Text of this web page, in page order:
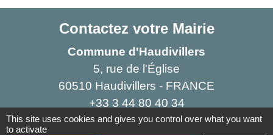
Contactez votre Mairie
Commune d'Haudivillers
5, rue de l'Église
60510 Haudivillers - FRANCE
+33 3 44 80 40 34
Contact par formulaire
This site uses cookies and gives you control over what you want
to activate